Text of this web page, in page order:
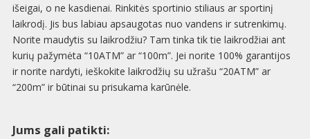
išeigai, o ne kasdienai. Rinkitės sportinio stiliaus ar sportinį
laikrodį. Jis bus labiau apsaugotas nuo vandens ir sutrenkimų.
Norite maudytis su laikrodžiu? Tam tinka tik tie laikrodžiai ant
kurių pažymėta “10ATM” ar “100m”. Jei norite 100% garantijos
ir norite nardyti, ieškokite laikrodžių su užrašu “20ATM” ar
“200m” ir būtinai su prisukama karūnėle.
Jums gali patikti: